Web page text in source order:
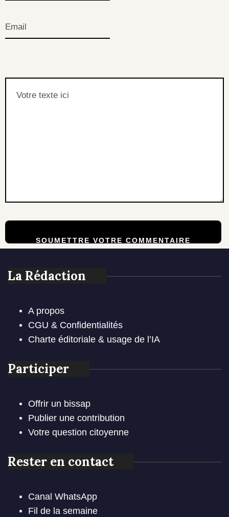
La Rédaction
A propos
CGU & Confidentialités
Charte éditoriale & usage de l’IA
Participer
Offrir un bissap
Publier une contribution
Votre question citoyenne
Rester en contact
Canal WhatsApp
Fil de la semaine